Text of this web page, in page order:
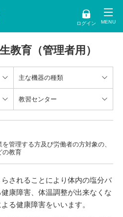
ログイン
教育（管理者用）
主な機器の種類
教習センター
管理する方及び労働者の方対象の、
の教育
されることにより体内の塩分バ
康障害、体温調整が出来なくな
る健康障害をいいます。